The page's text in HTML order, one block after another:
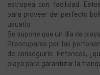
estropea con facilidad.
para proveer del perfecto
usuario.
Se supone que un día de
Preocuparse por las
de conseguirlo. Entonces,
playa para garantizar la